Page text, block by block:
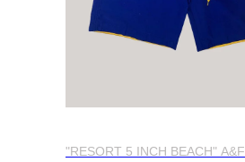
"RESORT 5 INCH BEACH" A&F